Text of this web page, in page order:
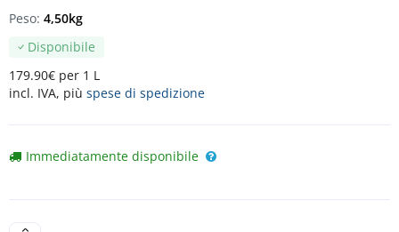
Disponibile
179.90€ per 1 L
incl. IVA, più spese di spedizione
Peso: 4,50kg
Immediatamente disponibile